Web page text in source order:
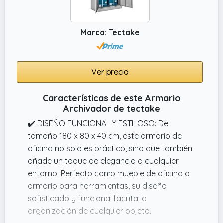
Marca: Tectake
Ver precio
Características de este Armario
Archivador de tectake
✔️ DISEÑO FUNCIONAL Y ESTILOSO: De
tamaño 180 x 80 x 40 cm, este armario de
oficina no solo es práctico, sino que también
añade un toque de elegancia a cualquier
entorno. Perfecto como mueble de oficina o
armario para herramientas, su diseño
sofisticado y funcional facilita la
organización de cualquier objeto.